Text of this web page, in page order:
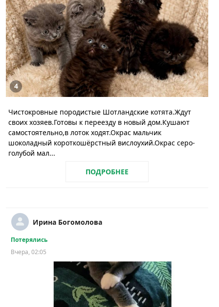
4
Чистокровные породистые Шотландские котята.Ждут
своих хозяев.Готовы к переезду в новый дом.Кушают
самостоятельно,в лоток ходят.Окрас мальчик
шоколадный короткошёрстный вислоухий.Окрас серо-
голубой мал...
ПОДРОБНЕЕ
Ирина Богомолова
Потерялись
Вчера, 02:05